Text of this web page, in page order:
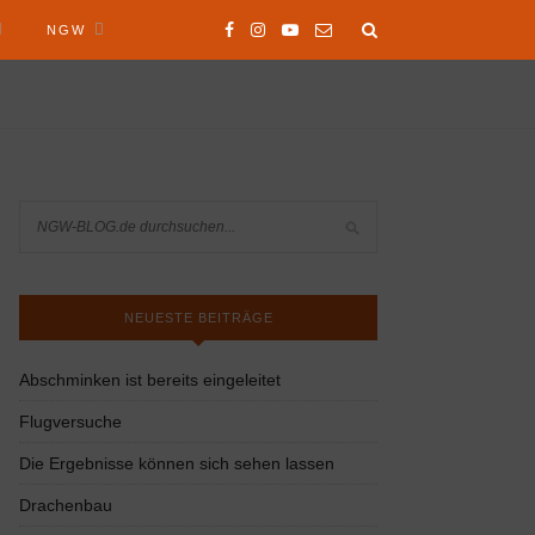
NGW
NEUESTE BEITRÄGE
Abschminken ist bereits eingeleitet
Flugversuche
Die Ergebnisse können sich sehen lassen
Drachenbau